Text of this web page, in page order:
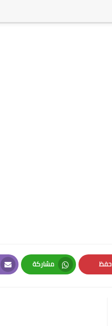
حفظ
Pinterest
مشاركة
Whatsapp